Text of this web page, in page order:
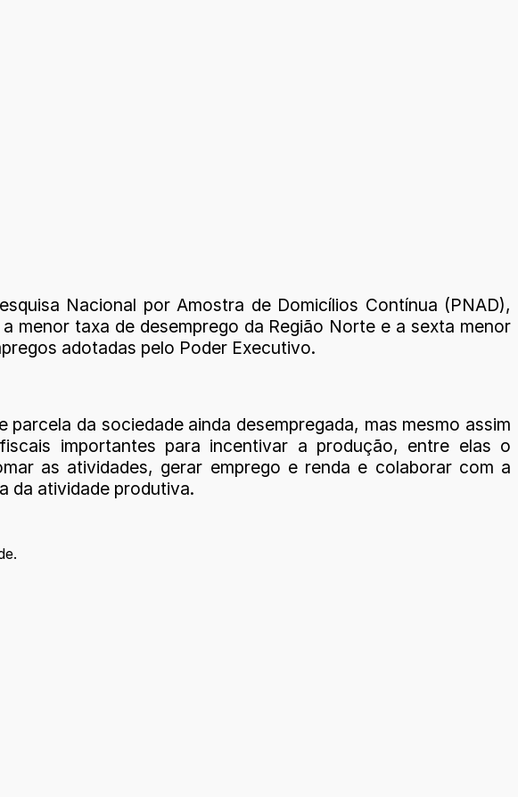
Nacional por Amostra de Domicílios Contínua (PNAD),
menor taxa de desemprego da Região Norte e a sexta menor
adotadas pelo Poder Executivo.
da sociedade ainda desempregada, mas mesmo assim
importantes para incentivar a produção, entre elas o
as atividades, gerar emprego e renda e colaborar com a
da atividade produtiva.